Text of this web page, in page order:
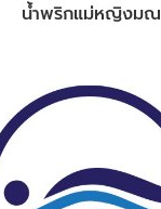
น้ำพริกแม่หญิงมณ